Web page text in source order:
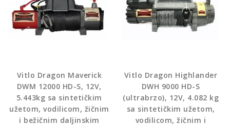
Vitlo Dragon Maverick
DWM 12000 HD-S, 12V,
5.443kg sa sintetičkim
užetom, vodilicom, žičnim
i bežičnim daljinskim
Vitlo Dragon Highlander
DWH 9000 HD-S
(ultrabrzo), 12V, 4.082 kg
sa sintetičkim užetom,
vodilicom, žičnim i